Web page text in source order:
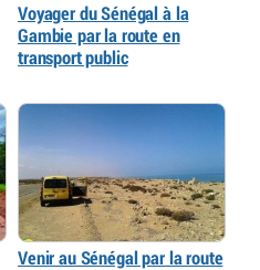
Voyager du Sénégal à la
Gambie par la route en
transport public
Venir au Sénégal par la route